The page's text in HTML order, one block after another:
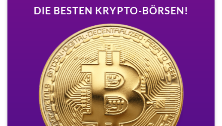
DIE BESTEN KRYPTO-BÖRSEN!